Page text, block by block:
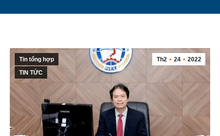
Th2 24 2022
Tin tổng hợp
TIN TỨC